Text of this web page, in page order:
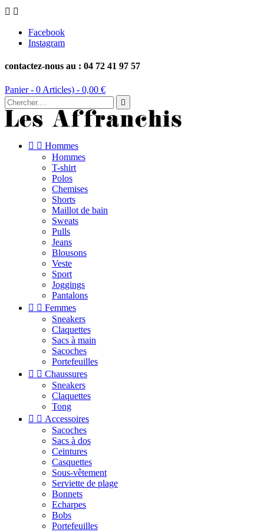
 
Facebook
Instagram
contactez-nous au : 04 72 41 97 57
Panier - 0 Articles) - 0,00 €

  Hommes
Hommes
T-shirt
Polos
Chemises
Shorts
Maillot de bain
Sweats
Pulls
Jeans
Blousons
Veste
Sport
Joggings
Pantalons
  Femmes
Sneakers
Claquettes
Sacs à main
Sacoches
Portefeuilles
  Chaussures
Sneakers
Claquettes
Tong
  Accessoires
Sacoches
Sacs à dos
Ceintures
Casquettes
Sous-vêtement
Serviette de plage
Bonnets
Echarpes
Bobs
Portefeuilles